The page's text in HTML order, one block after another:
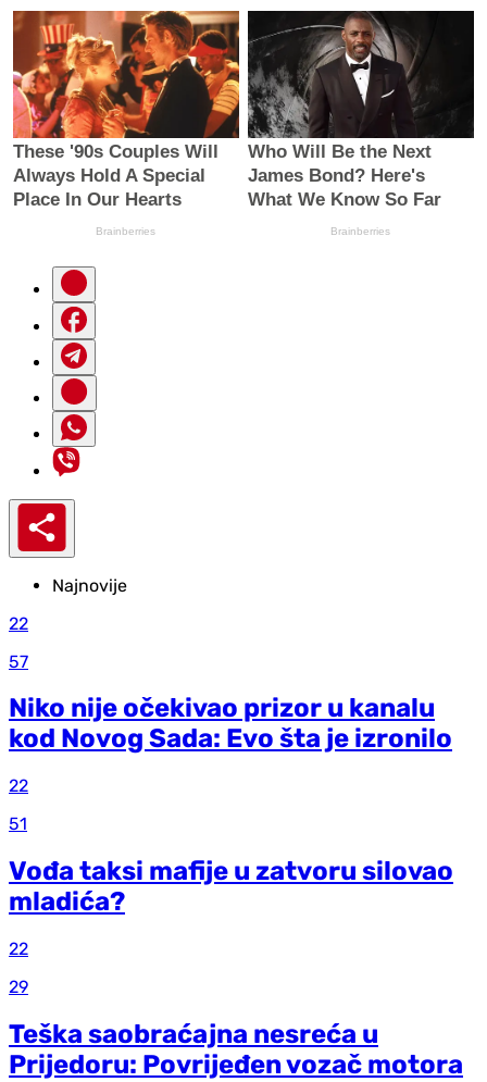
Najnovije
22
57
Niko nije očekivao prizor u kanalu
kod Novog Sada: Evo šta je izronilo
22
51
Vođa taksi mafije u zatvoru silovao
mladića?
22
29
Teška saobraćajna nesreća u
Prijedoru: Povrijeđen vozač motora